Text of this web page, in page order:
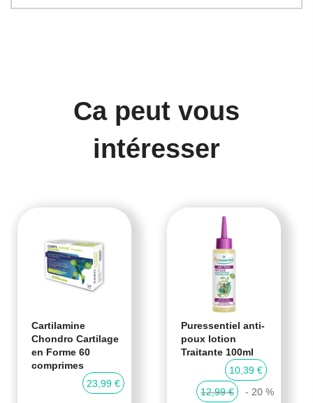
Ca peut vous
intéresser
Cartilamine
Chondro Cartilage
en Forme 60
comprimes
23,99 €
Puressentiel anti-
poux lotion
Traitante 100ml
10,39 €
12,99 €
- 20 %